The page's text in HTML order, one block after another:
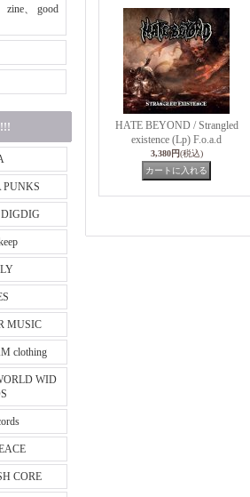
zine、 good
PUNKS
DIGDIG
MUSIC
clothing
WID
CORE
HATE BEYOND / Strangled
existence (Lp) F.o.a.d
3,380円(税込)